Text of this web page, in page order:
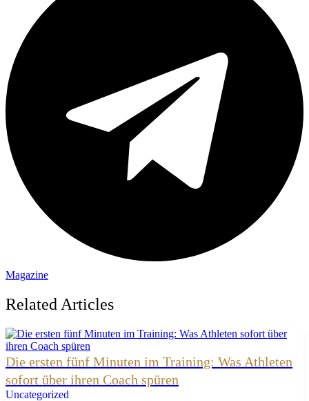
Magazine
Related Articles
Die ersten fünf Minuten im Training: Was Athleten
sofort über ihren Coach spüren
Uncategorized